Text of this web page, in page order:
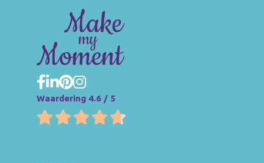
Waardering 4.6 / 5